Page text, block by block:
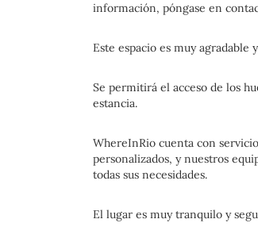
información, póngase en
Este espacio es muy
Se permitirá el acceso de los
estancia.
WhereInRio cuenta con
personalizados, y nuestros
todas sus necesidades.
El lugar es muy tranquilo y